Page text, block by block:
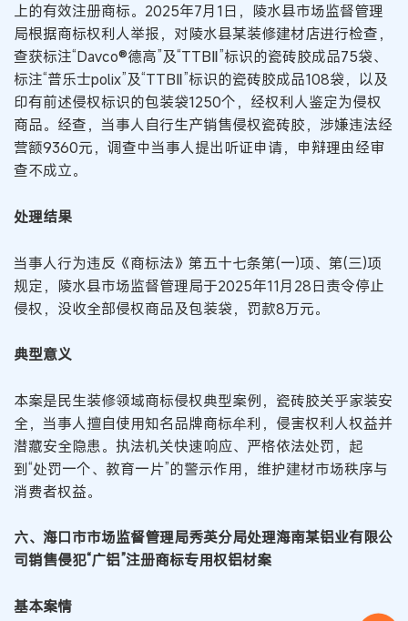
上的有效注册商标。2025年7月1日，陵水县市场监督管理
局根据商标权利人举报，对陵水县某装修建材店进行检查，
查获标注“Davco®德高”及“TTBⅡ”标识的瓷砖胶成品75袋、
标注“普乐士polix”及“TTBⅡ”标识的瓷砖胶成品108袋，以及
印有前述侵权标识的包装袋1250个，经权利人鉴定为侵权
商品。经查，当事人自行生产销售侵权瓷砖胶，涉嫌违法经
营额9360元，调查中当事人提出听证申请，申辩理由经审
查不成立。
处理结果
当事人行为违反《商标法》第五十七条第(一)项、第(三)项
规定，陵水县市场监督管理局于2025年11月28日责令停止
侵权，没收全部侵权商品及包装袋，罚款8万元。
典型意义
本案是民生装修领域商标侵权典型案例，瓷砖胶关乎家装安
全，当事人擅自使用知名品牌商标牟利，侵害权利人权益并
潜藏安全隐患。执法机关快速响应、严格依法处罚，起
到“处罚一个、教育一片”的警示作用，维护建材市场秩序与
消费者权益。
六、海口市市场监督管理局秀英分局处理海南某铝业有限公
司销售侵犯“广铝”注册商标专用权铝材案
基本案情